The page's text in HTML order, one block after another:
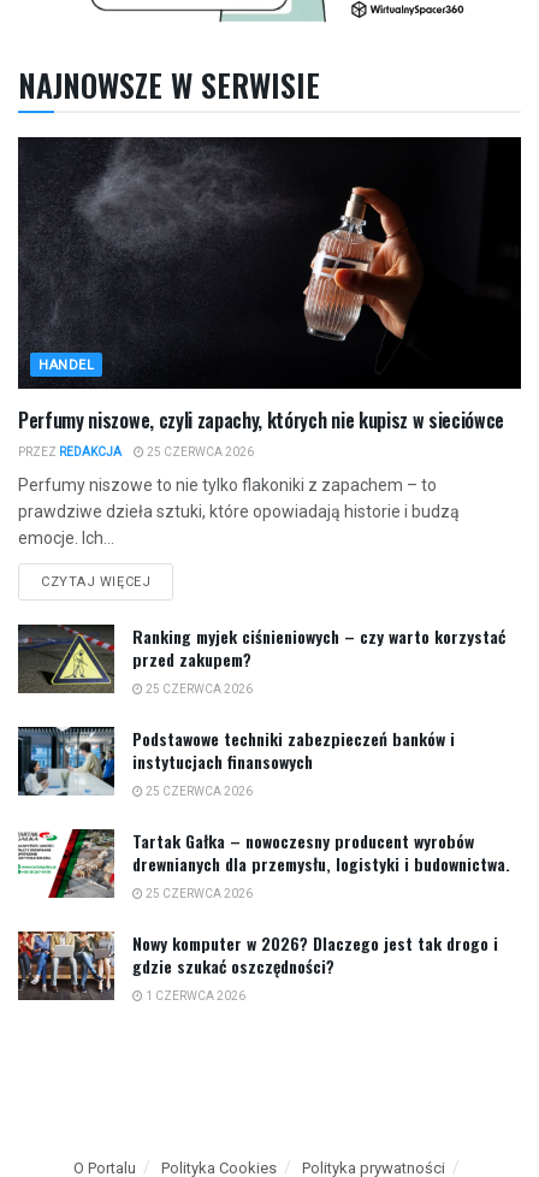
NAJNOWSZE W SERWISIE
HANDEL
Perfumy niszowe, czyli zapachy, których nie kupisz w sieciówce
PRZEZ REDAKCJA 25 CZERWCA 2026
Perfumy niszowe to nie tylko flakoniki z zapachem – to
prawdziwe dzieła sztuki, które opowiadają historie i budzą
emocje. Ich...
CZYTAJ WIĘCEJ
Ranking myjek ciśnieniowych – czy warto korzystać
przed zakupem?
25 CZERWCA 2026
Podstawowe techniki zabezpieczeń banków i
instytucjach finansowych
25 CZERWCA 2026
Tartak Gałka – nowoczesny producent wyrobów
drewnianych dla przemysłu, logistyki i budownictwa.
25 CZERWCA 2026
Nowy komputer w 2026? Dlaczego jest tak drogo i
gdzie szukać oszczędności?
1 CZERWCA 2026
O Portalu Polityka Cookies Polityka prywatności